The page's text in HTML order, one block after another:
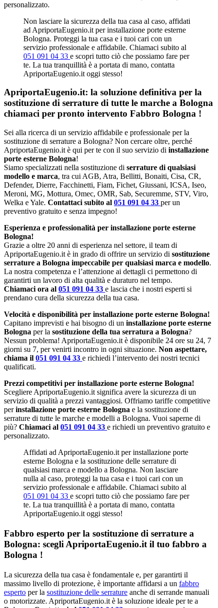
personalizzato.
Non lasciare la sicurezza della tua casa al caso, affidati
ad ApriportaEugenio.it per installazione porte esterne
Bologna. Proteggi la tua casa e i tuoi cari con un
servizio professionale e affidabile. Chiamaci subito al
051 091 04 33 e scopri tutto ciò che possiamo fare per
te. La tua tranquillità è a portata di mano, contatta
ApriportaEugenio.it oggi stesso!
ApriportaEugenio.it: la soluzione definitiva per la
sostituzione di serrature di tutte le marche a Bologna
chiamaci per pronto intervento Fabbro Bologna !
Sei alla ricerca di un servizio affidabile e professionale per la
sostituzione di serrature a Bologna? Non cercare oltre, perché
ApriportaEugenio.it è qui per te con il suo servizio di installazione
porte esterne Bologna!
Siamo specializzati nella sostituzione di serrature di qualsiasi
modello e marca, tra cui AGB, Atra, Bellitti, Bonaiti, Cisa, CR,
Defender, Dierre, Facchinetti, Fiam, Fichet, Giussani, ICSA, Iseo,
Meroni, MG, Mottura, Omec, OMR, Sab, Securemme, STV, Viro,
Welka e Yale. Contattaci subito al 051 091 04 33 per un
preventivo gratuito e senza impegno!
Esperienza e professionalità per installazione porte esterne
Bologna!
Grazie a oltre 20 anni di esperienza nel settore, il team di
ApriportaEugenio.it è in grado di offrire un servizio di sostituzione
serrature a Bologna impeccabile per qualsiasi marca e modello.
La nostra competenza e l’attenzione ai dettagli ci permettono di
garantirti un lavoro di alta qualità e duraturo nel tempo.
Chiamaci ora al 051 091 04 33 e lascia che i nostri esperti si
prendano cura della sicurezza della tua casa.
Velocità e disponibilità per installazione porte esterne Bologna!
Capitano imprevisti e hai bisogno di un installazione porte esterne
Bologna per la sostituzione della tua serratura a Bologna?
Nessun problema! ApriportaEugenio.it è disponibile 24 ore su 24, 7
giorni su 7, per venirti incontro in ogni situazione. Non aspettare,
chiama il 051 091 04 33 e richiedi l’intervento dei nostri tecnici
qualificati.
Prezzi competitivi per installazione porte esterne Bologna!
Scegliere ApriportaEugenio.it significa avere la sicurezza di un
servizio di qualità a prezzi vantaggiosi. Offriamo tariffe competitive
perinstallazione porte esterne Bologna e la sostituzione di
serrature di tutte le marche e modelli a Bologna. Vuoi saperne di
più? Chiamaci al 051 091 04 33 e richiedi un preventivo gratuito e
personalizzato.
Affidati ad ApriportaEugenio.it per installazione porte
esterne Bologna e la sostituzione delle serrature di
qualsiasi marca e modello a Bologna. Non lasciare
nulla al caso, proteggi la tua casa e i tuoi cari con un
servizio professionale e affidabile. Chiamaci subito al
051 091 04 33 e scopri tutto ciò che possiamo fare per
te. La tua tranquillità è a portata di mano, contatta
ApriportaEugenio.it oggi stesso!
Fabbro esperto per la sostituzione di serrature a
Bologna: scegli ApriportaEugenio.it il tuo fabbro a
Bologna !
La sicurezza della tua casa è fondamentale e, per garantirti il
massimo livello di protezione, è importante affidarsi a un fabbro
esperto per la sostituzione delle serrature anche di serrande manuali
o motorizzate. ApriportaEugenio.it è la soluzione ideale per te a